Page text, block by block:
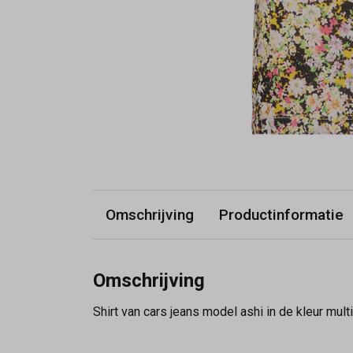
Omschrijving Productinformatie
Omschrijving
Shirt van cars jeans model ashi in de kleur